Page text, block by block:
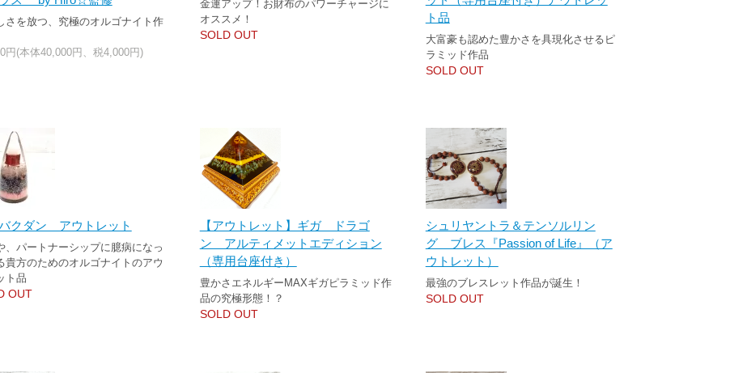
さを放つ、究極のオルゴナイト作
円(本体40,000円、税4,000円)
金運アップ！お財布のパワーチャージに
オススメ！
SOLD OUT
ト品
大富豪も認めた豊かさを具現化させるピ
ラミッド作品
SOLD OUT
クダン アウトレット
、パートナーシップに臆病になっ
貴方のためのオルゴナイトのアウ
ト品
OUT
【アウトレット】ギガ ドラゴ
ン アルティメットエディション
（専用台座付き）
豊かさエネルギーMAXギガピラミッド作
品の究極形態！？
SOLD OUT
シュリヤントラ＆テンソルリン
グ ブレス『Passion of Life』（ア
ウトレット）
最強のブレスレット作品が誕生！
SOLD OUT